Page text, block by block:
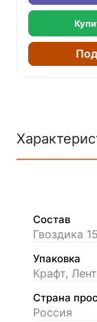
Состав
Гвоздика
Упаковка
Крафт,
Страна
Россия